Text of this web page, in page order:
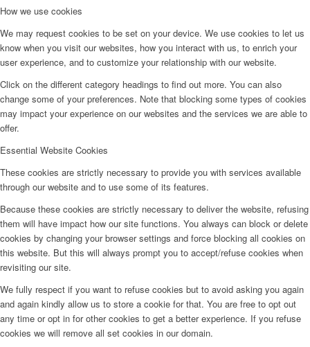
How we use cookies
We may request cookies to be set on your device. We use cookies to let us
know when you visit our websites, how you interact with us, to enrich your
user experience, and to customize your relationship with our website.
Click on the different category headings to find out more. You can also
change some of your preferences. Note that blocking some types of cookies
may impact your experience on our websites and the services we are able to
offer.
Essential Website Cookies
These cookies are strictly necessary to provide you with services available
through our website and to use some of its features.
Because these cookies are strictly necessary to deliver the website, refusing
them will have impact how our site functions. You always can block or delete
cookies by changing your browser settings and force blocking all cookies on
this website. But this will always prompt you to accept/refuse cookies when
revisiting our site.
We fully respect if you want to refuse cookies but to avoid asking you again
and again kindly allow us to store a cookie for that. You are free to opt out
any time or opt in for other cookies to get a better experience. If you refuse
cookies we will remove all set cookies in our domain.